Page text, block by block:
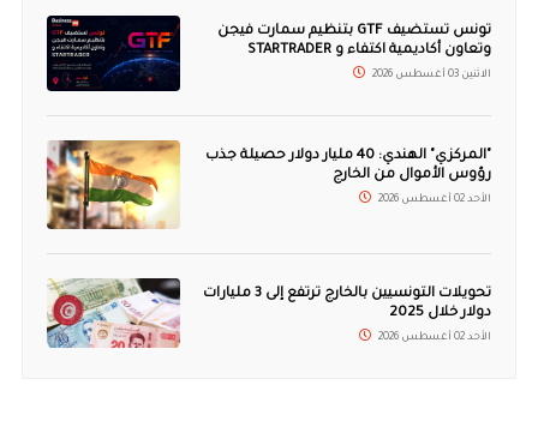
تونس تستضيف GTF بتنظيم سمارت فيجن
وتعاون أكاديمية اكتفاء و STARTRADER
الاثنين 03 أغسطس 2026
"المركزي" الهندي: 40 مليار دولار حصيلة جذب
رؤوس الأموال من الخارج
الأحد 02 أغسطس 2026
تحويلات التونسيين بالخارج ترتفع إلى 3 مليارات
دولار خلال 2025
الأحد 02 أغسطس 2026